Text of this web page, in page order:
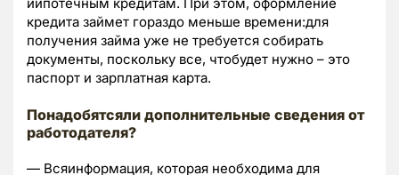
кредита займет гораздо меньше времени:для
получения займа уже не требуется собирать
документы, поскольку все, чтобудет нужно – это
паспорт и зарплатная карта.
Понадобятсяли дополнительные сведения от
работодателя?
— Всяинформация, которая необходима для